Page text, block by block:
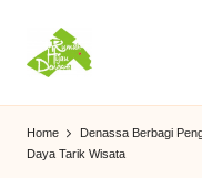
R
u
Home
Denassa Berbagi
Daya Tarik Wisata